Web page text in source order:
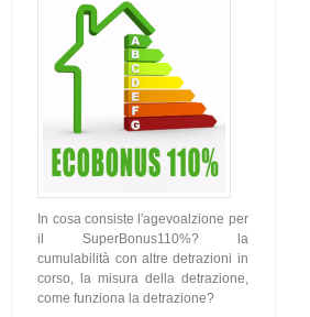
In cosa consiste l'agevoalzione per
il SuperBonus110%? la
cumulabilità con altre detrazioni in
corso, la misura della detrazione,
come funziona la detrazione?